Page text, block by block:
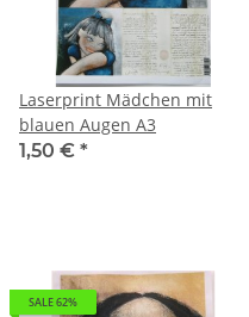
Laserprint Mädchen mit
blauen Augen A3
1,50 € *
SALE 62%